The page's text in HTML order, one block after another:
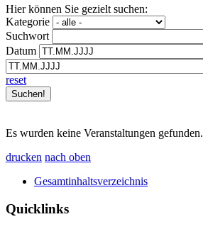
Hier können Sie gezielt suchen:
Kategorie
Suchwort
Datum
reset
Es wurden keine Veranstaltungen gefunden.
drucken nach oben
Gesamtinhaltsverzeichnis
Quicklinks